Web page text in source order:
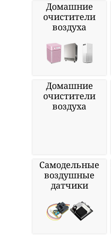
Домашние
очистители
воздуха
Домашние
очистители
воздуха
Самодельные
воздушные
датчики